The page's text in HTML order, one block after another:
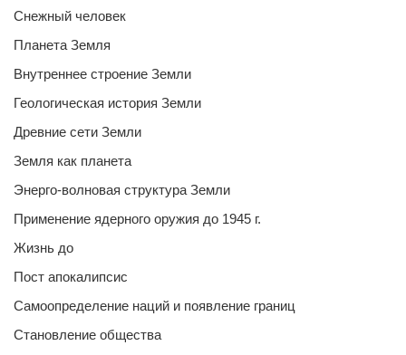
Снежный человек
Планета Земля
Внутреннее строение Земли
Геологическая история Земли
Древние сети Земли
Земля как планета
Энерго-волновая структура Земли
Применение ядерного оружия до 1945 г.
Жизнь до
Пост апокалипсис
Самоопределение наций и появление границ
Становление общества